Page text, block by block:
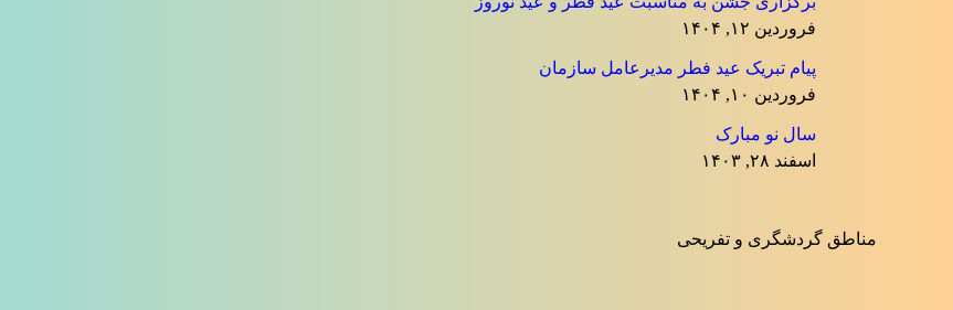
فروردین ۱۲, ۱۴۰۴
پیام تبریک عید فطر مدیرعامل سازمان
فروردین ۱۰, ۱۴۰۴
سال نو مبارک
اسفند ۲۸, ۱۴۰۳
مناطق گردشگری و تفریحی